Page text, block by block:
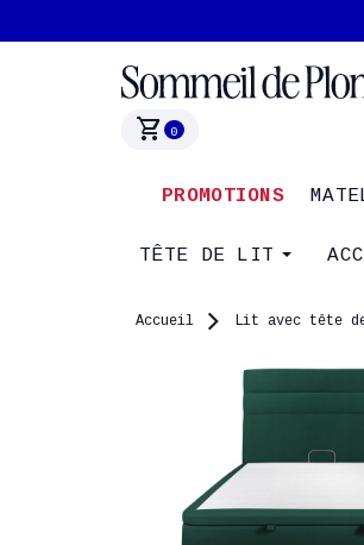
shopping_cart
0
PROMOTIONS
TÊTE DE LIT
Accueil Lit avec tête